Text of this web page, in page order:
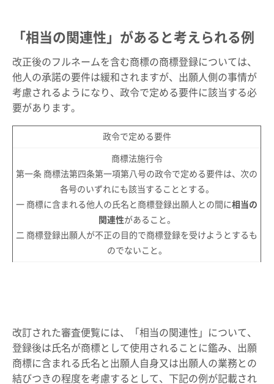
「相当の関連性」があると考えられる例
改正後のフルネームを含む商標の商標登録については、
他人の承諾の要件は緩和されますが、出願人側の事情が
考慮されるようになり、政令で定める要件に該当する必
要があります。
政令で定める要件
商標法施行令
第一条 商標法第四条第一項第八号の政令で定める要件は、次の
各号のいずれにも該当することとする。
一 商標に含まれる他人の氏名と商標登録出願人との間に相当の
関連性があること。
二 商標登録出願人が不正の目的で商標登録を受けようとするも
のでないこと。
改訂された審査便覧には、「相当の関連性」について、
登録後は氏名が商標として使用されることに鑑み、出願
商標に含まれる氏名と出願人自身又は出願人の業務との
結びつきの程度を考慮するとして、下記の例が記載され